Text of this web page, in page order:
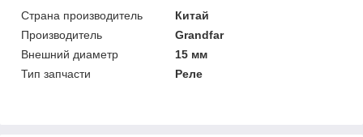
Страна производитель
Китай
Производитель
Grandfar
Внешний диаметр
15 мм
Тип запчасти
Реле